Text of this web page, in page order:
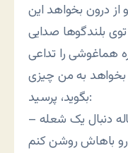
از درون بخواهد این
بلندگوها صدایی
هماغوشی را تداعی
بخواهد به من چیزی
بگوید، پرسید:
– پسر جان آتیش داری؟ ده ساله دنبال یک شعله